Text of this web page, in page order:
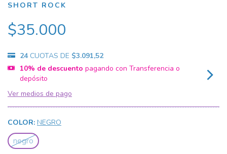
SHORT ROCK
$35.000
24 CUOTAS DE $3.091,52
10% de descuento pagando con Transferencia o
depósito
Ver medios de pago
COLOR: NEGRO
negro